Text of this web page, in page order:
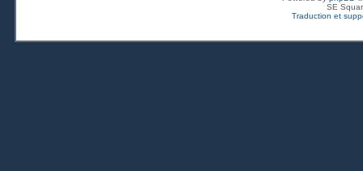
SE
Traduction et